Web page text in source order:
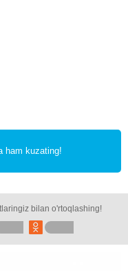
ham kuzating!
bilan o'rtoqlashing!